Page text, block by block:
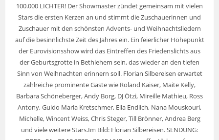
100.000 LICHTER! Der Showmaster zündet gemeinsam mit vielen
Stars die ersten Kerzen an und stimmt die Zuschauerinnen und
Zuschauer mit den schönsten Advents- und Weihnachtsliedern
auf die besinnlichste Zeit des Jahres ein. Ein feierlicher Höhepunkt
der Eurovisionsshow wird das Eintreffen des Friedenslichts aus
der Geburtsgrotte in Bethlehem sein, das wieder an den tiefen
Sinn von Weihnachten erinnern soll. Florian Silbereisen erwartet
zahlreiche prominente Gäste wie Roland Kaiser, Maite Kelly,
Barbara Schöneberger, Andy Borg, DJ Ötzi, Mireille Mathieu, Ross
Antony, Guido Maria Kretschmer, Ella Endlich, Nana Mouskouri,
Michelle, Wincent Weiss, Chris Steger, Till Brönner, Andrea Berg
und viele weitere Stars.Im Bild: Florian Silbereisen. SENDUNG: